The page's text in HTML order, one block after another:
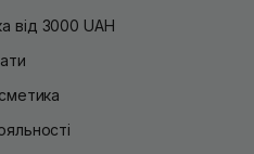
від 3000 UAH